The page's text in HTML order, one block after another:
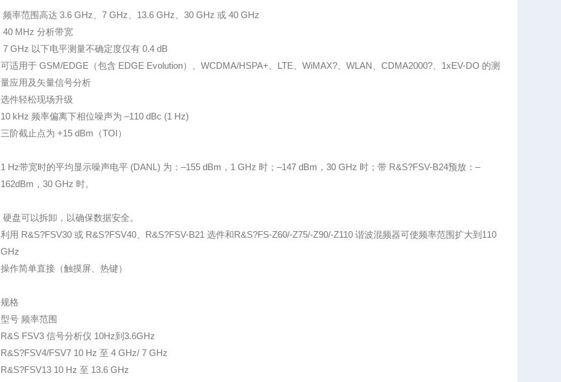
频率范围高达 3.6 GHz、7 GHz、13.6 GHz、30 GHz 或 40 GHz
40 MHz 分析带宽
7 GHz 以下电平测量不确定度仅有 0.4 dB
可适用于 GSM/EDGE（包含 EDGE Evolution）、WCDMA/HSPA+、LTE、WiMAX?、WLAN、CDMA2000?、1xEV-DO 的测
量应用及矢量信号分析
选件轻松现场升级
10 kHz 频率偏离下相位噪声为 –110 dBc (1 Hz)
三阶截止点为 +15 dBm（TOI）
1 Hz带宽时的平均显示噪声电平 (DANL) 为：–155 dBm，1 GHz 时；–147 dBm，30 GHz 时；带 R&S?FSV-B24预放：–
162dBm，30 GHz 时。
硬盘可以拆卸，以确保数据安全。
利用 R&S?FSV30 或 R&S?FSV40、R&S?FSV-B21 选件和R&S?FS-Z60/-Z75/-Z90/-Z110 谐波混频器可使频率范围扩大到110
GHz
操作简单直接（触摸屏、热键）
规格
型号 频率范围
R&S FSV3 信号分析仪 10Hz到3.6GHz
R&S?FSV4/FSV7 10 Hz 至 4 GHz/ 7 GHz
R&S?FSV13 10 Hz 至 13.6 GHz